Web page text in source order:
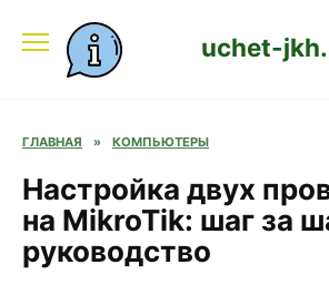
содержанию
uchet-
ГЛАВНАЯ » КОМПЬЮТЕРЫ
Настройка двух
на MikroTik: шаг за
руководство